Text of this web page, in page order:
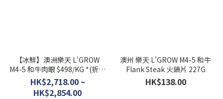
【冰鮮】澳洲樂天 L'GROW
M4-5 和牛肉眼 $498/KG *(折扣
不適用)
HK$2,718.00 ~
HK$2,854.00
澳州 樂天 L'GROW M4-5 和牛
Flank Steak 火鍋片 227G
HK$138.00